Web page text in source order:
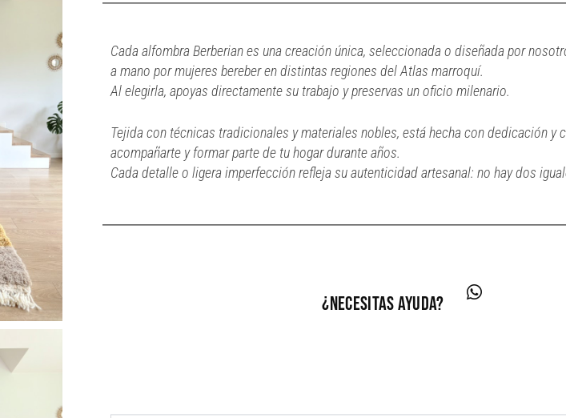
Cada alfombra Berberian es una creación única, seleccionada o diseñada por
a mano por mujeres bereber en distintas regiones del Atlas marroquí.
Al elegirla, apoyas directamente su trabajo y preservas un oficio milenario.
Tejida con técnicas tradicionales y materiales nobles, está hecha con dedicación y
acompañarte y formar parte de tu hogar durante años.
Cada detalle o ligera imperfección refleja su autenticidad artesanal: no hay dos
¿necesitas ayuda?